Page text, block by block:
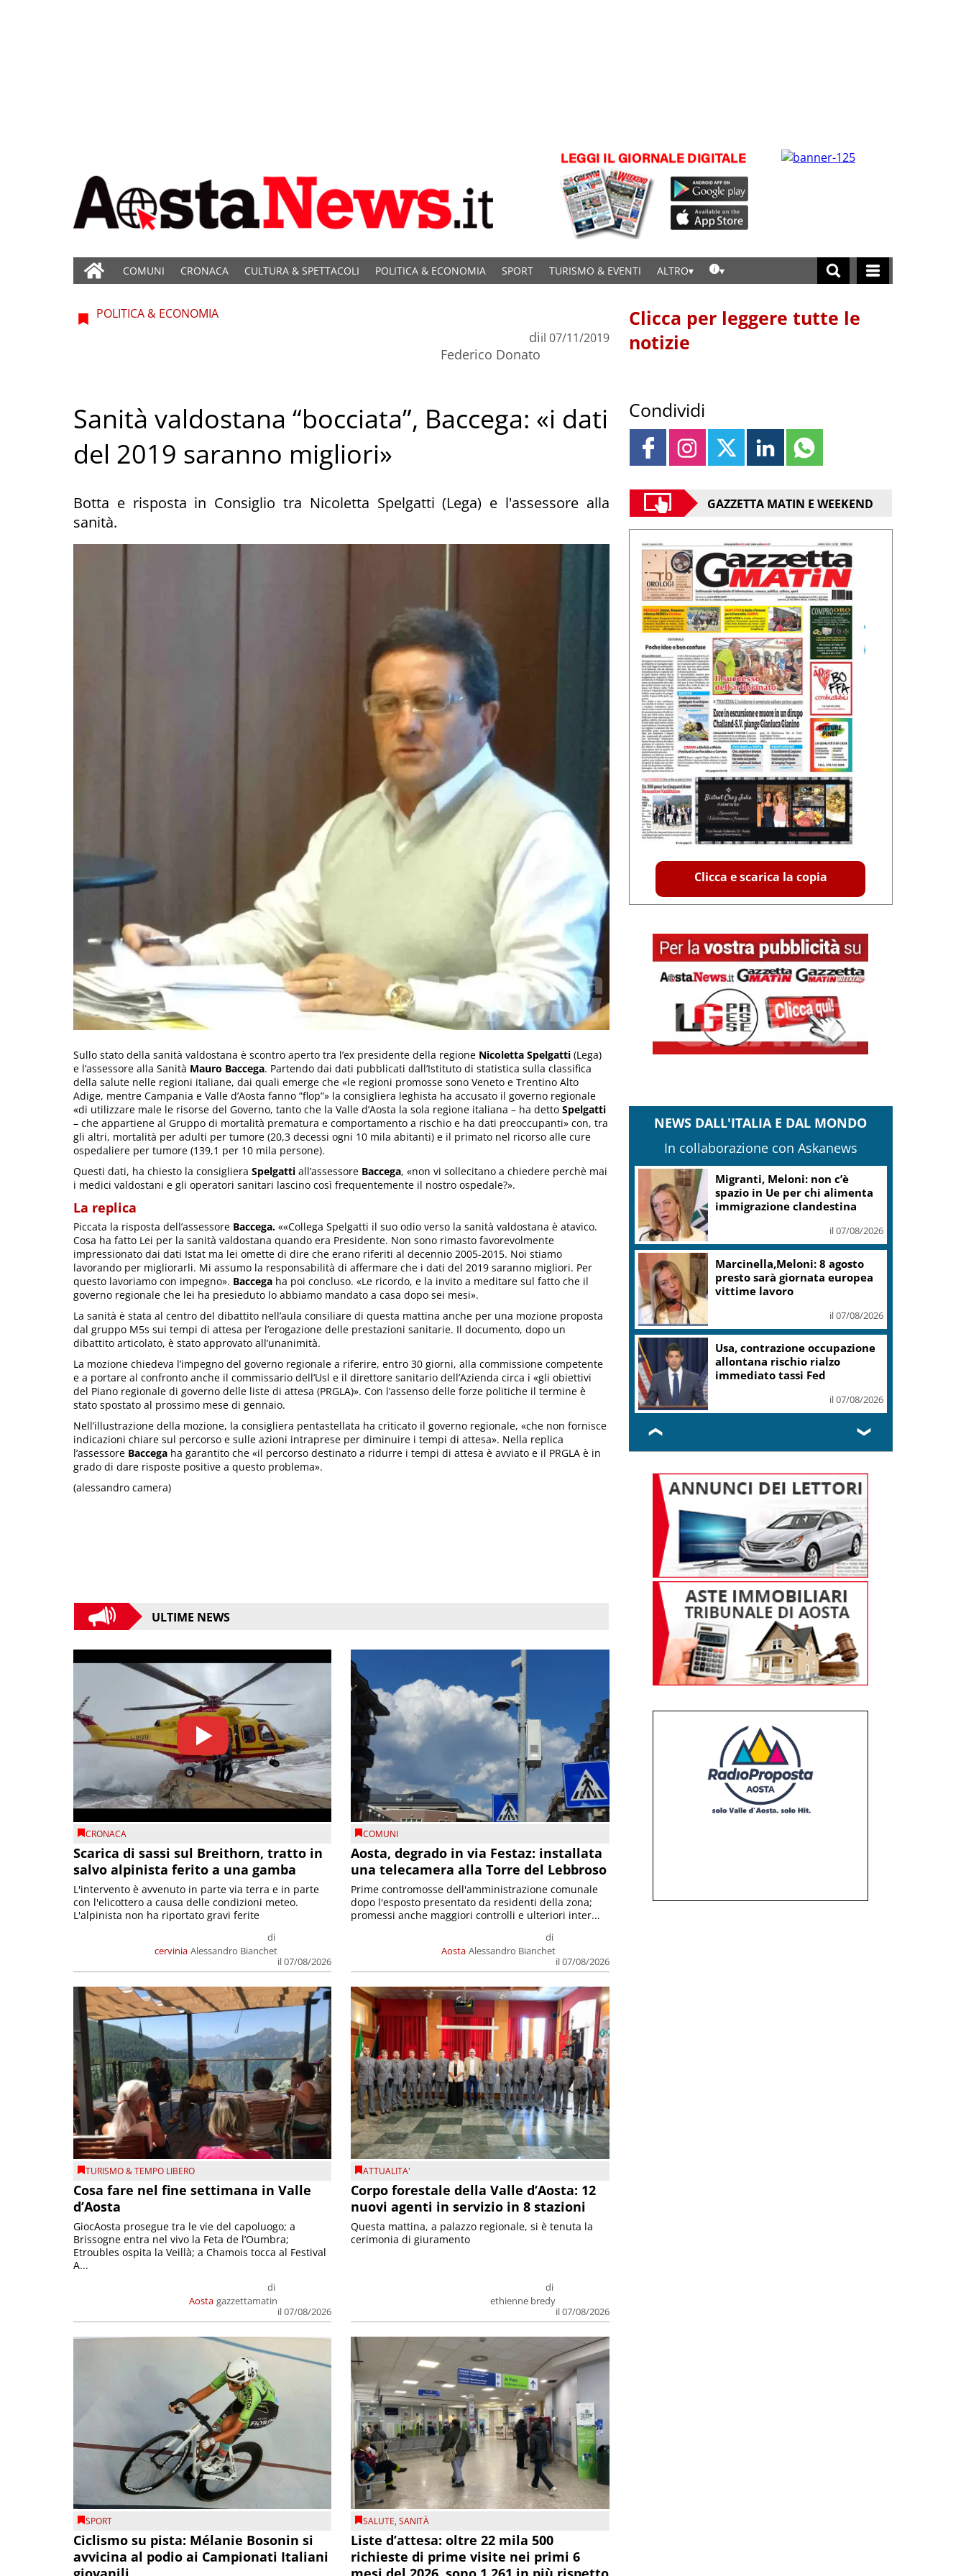
COMUNI CRONACA CULTURA & SPETTACOLI POLITICA & ECONOMIA SPORT TURISMO & EVENTI ALTRO
POLITICA & ECONOMIA
di
Federico Donato
il 07/11/2019
Sanità valdostana “bocciata”, Baccega: «i dati
del 2019 saranno migliori»
Botta e risposta in Consiglio tra Nicoletta Spelgatti (Lega) e l'assessore alla
sanità.
Sullo stato della sanità valdostana è scontro aperto tra l’ex presidente della regione Nicoletta Spelgatti (Lega)
e l’assessore alla Sanità Mauro Baccega. Partendo dai dati pubblicati dall’Istituto di statistica sulla classifica
della salute nelle regioni italiane, dai quali emerge che «le regioni promosse sono Veneto e Trentino Alto
Adige, mentre Campania e Valle d’Aosta fanno ”flop”» la consigliera leghista ha accusato il governo regionale
«di utilizzare male le risorse del Governo, tanto che la Valle d’Aosta la sola regione italiana – ha detto Spelgatti
– che appartiene al Gruppo di mortalità prematura e comportamento a rischio e ha dati preoccupanti» con, tra
gli altri, mortalità per adulti per tumore (20,3 decessi ogni 10 mila abitanti) e il primato nel ricorso alle cure
ospedaliere per tumore (139,1 per 10 mila persone).
Questi dati, ha chiesto la consigliera Spelgatti all’assessore Baccega, «non vi sollecitano a chiedere perchè mai
i medici valdostani e gli operatori sanitari lascino così frequentemente il nostro ospedale?».
La replica
Piccata la risposta dell’assessore Baccega. ««Collega Spelgatti il suo odio verso la sanità valdostana è atavico.
Cosa ha fatto Lei per la sanità valdostana quando era Presidente. Non sono rimasto favorevolmente
impressionato dai dati Istat ma lei omette di dire che erano riferiti al decennio 2005-2015. Noi stiamo
lavorando per migliorarli. Mi assumo la responsabilità di affermare che i dati del 2019 saranno migliori. Per
questo lavoriamo con impegno». Baccega ha poi concluso. «Le ricordo, e la invito a meditare sul fatto che il
governo regionale che lei ha presieduto lo abbiamo mandato a casa dopo sei mesi».
La sanità è stata al centro del dibattito nell’aula consiliare di questa mattina anche per una mozione proposta
dal gruppo M5s sui tempi di attesa per l’erogazione delle prestazioni sanitarie. Il documento, dopo un
dibattito articolato, è stato approvato all’unanimità.
La mozione chiedeva l’impegno del governo regionale a riferire, entro 30 giorni, alla commissione competente
e a portare al confronto anche il commissario dell’Usl e il direttore sanitario dell’Azienda circa i «gli obiettivi
del Piano regionale di governo delle liste di attesa (PRGLA)». Con l’assenso delle forze politiche il termine è
stato spostato al prossimo mese di gennaio.
Nell’illustrazione della mozione, la consigliera pentastellata ha criticato il governo regionale, «che non fornisce
indicazioni chiare sul percorso e sulle azioni intraprese per diminuire i tempi di attesa». Nella replica
l’assessore Baccega ha garantito che «il percorso destinato a ridurre i tempi di attesa è avviato e il PRGLA è in
grado di dare risposte positive a questo problema».
(alessandro camera)
ULTIME NEWS
CRONACA
Scarica di sassi sul Breithorn, tratto in
salvo alpinista ferito a una gamba
cervinia
di
Alessandro Bianchet
il 07/08/2026
L'intervento è avvenuto in parte via terra e in parte
con l'elicottero a causa delle condizioni meteo.
L'alpinista non ha riportato gravi ferite
COMUNI
Aosta, degrado in via Festaz: installata
una telecamera alla Torre del Lebbroso
Aosta
di
Alessandro Bianchet
il 07/08/2026
Prime contromosse dell'amministrazione comunale
dopo l'esposto presentato da residenti della zona;
promessi anche maggiori controlli e ulteriori inter...
TURISMO & TEMPO LIBERO
Cosa fare nel fine settimana in Valle
d’Aosta
Aosta
di
gazzettamatin
il 07/08/2026
GiocAosta prosegue tra le vie del capoluogo; a
Brissogne entra nel vivo la Feta de l’Oumbra;
Etroubles ospita la Veillà; a Chamois tocca al Festival
A...
ATTUALITA'
Corpo forestale della Valle d’Aosta: 12
nuovi agenti in servizio in 8 stazioni
di
ethienne bredy
il 07/08/2026
Questa mattina, a palazzo regionale, si è tenuta la
cerimonia di giuramento
SPORT
Ciclismo su pista: Mélanie Bosonin si
avvicina al podio ai Campionati Italiani
SALUTE,SANITÀ
Liste d’attesa: oltre 22 mila 500
richieste di prime visite nei primi 6
Clicca per leggere tutte le
notizie
Condividi
GAZZETTA MATIN E WEEKEND
Clicca e scarica la copia
NEWS DALL'ITALIA E DAL MONDO
In collaborazione con Askanews
Migranti, Meloni: non c’è
spazio in Ue per chi alimenta
immigrazione clandestina
il 07/08/2026
Marcinella,Meloni: 8 agosto
presto sarà giornata europea
vittime lavoro
il 07/08/2026
Usa, contrazione occupazione
allontana rischio rialzo
immediato tassi Fed
il 07/08/2026
❮ ❯